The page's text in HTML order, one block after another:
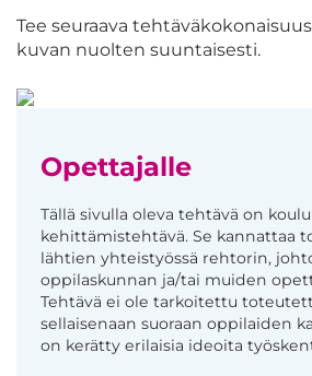
Tee seuraava
kuvan nuolten suuntaisesti.
Opettajalle
Tällä sivulla oleva tehtävä on
kehittämistehtävä. Se kannattaa
lähtien yhteistyössä rehtorin,
oppilaskunnan ja/tai muiden
Tehtävä ei ole tarkoitettu
sellaisenaan suoraan oppilaiden
on kerätty erilaisia ideoita